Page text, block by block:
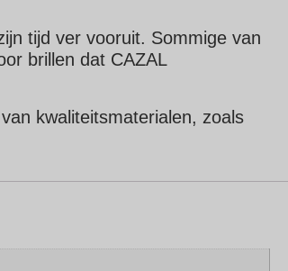
tijd ver vooruit. Sommige van
brillen dat CAZAL
kwaliteitsmaterialen, zoals